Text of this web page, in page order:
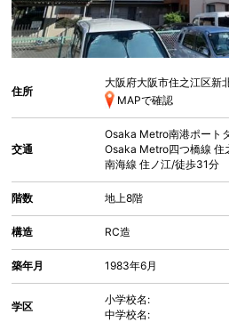
住所
大阪府大阪市住之江区新
MAPで確認
交通
Osaka Metro南港ポート
Osaka Metro四つ橋線住
南海線住ノ江/徒歩31分
階数 地上8階
構造 RC造
築年月 1983年6月
学区
小学校名:
中学校名: